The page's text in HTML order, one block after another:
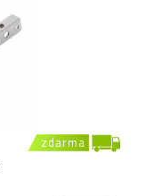
zdarma